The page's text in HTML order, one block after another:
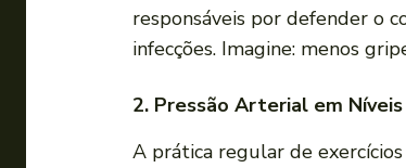
responsáveis por defender o
infecções. Imagine: menos
2. Pressão Arterial em
A prática regular de